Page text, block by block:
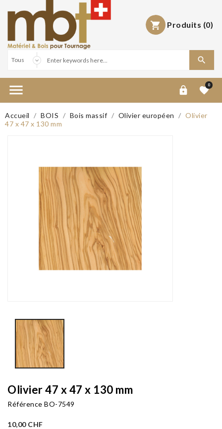
 Produits (0)

  0
Accueil BOIS Bois massif Olivier européen
Olivier
47 x 47 x 130 mm
Olivier 47 x 47 x 130 mm
Référence BO-7549
10,00 CHF